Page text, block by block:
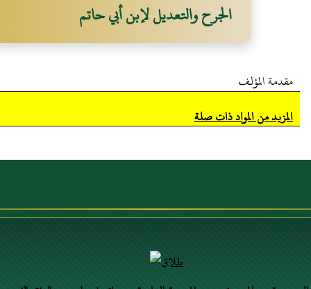
الجرح والتعديل لإبن أبي حاتم
مقدمة المؤلف
المزيد من المواد ذات صلة